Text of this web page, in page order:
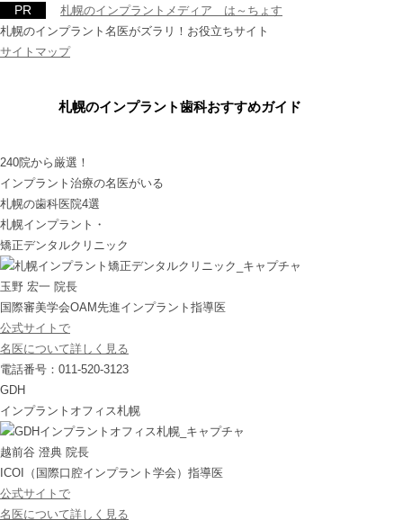
札幌のインプラントメディア は～ちょす
札幌のインプラント名医がズラリ！お役立ちサイト
サイトマップ
札幌のインプラント歯科おすすめガイド
240院から厳選！
インプラント治療の名医がいる
札幌の歯科医院4選
札幌インプラント・
矯正デンタルクリニック
玉野 宏一 院長
国際審美学会OAM先進インプラント指導医
公式サイトで
名医について詳しく見る
電話番号：011-520-3123
GDH
インプラントオフィス札幌
越前谷 澄典 院長
ICOI（国際口腔インプラント学会）指導医
公式サイトで
名医について詳しく見る